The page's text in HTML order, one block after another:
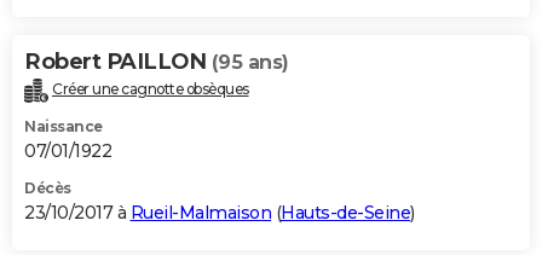
Robert PAILLON (95 ans)
Créer une cagnotte obsèques
Naissance
07/01/1922
Décès
23/10/2017 à Rueil-Malmaison (Hauts-de-Seine)